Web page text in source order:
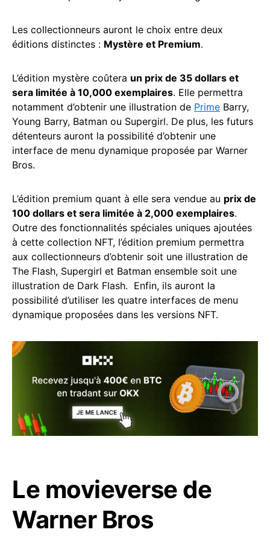
Les collectionneurs auront le choix entre deux
éditions distinctes : Mystère et Premium.
L’édition mystère coûtera un prix de 35 dollars et
sera limitée à 10,000 exemplaires. Elle permettra
notamment d’obtenir une illustration de Prime Barry,
Young Barry, Batman ou Supergirl. De plus, les futurs
détenteurs auront la possibilité d’obtenir une
interface de menu dynamique proposée par Warner
Bros.
L’édition premium quant à elle sera vendue au prix de
100 dollars et sera limitée à 2,000 exemplaires.
Outre des fonctionnalités spéciales uniques ajoutées
à cette collection NFT, l’édition premium permettra
aux collectionneurs d’obtenir soit une illustration de
The Flash, Supergirl et Batman ensemble soit une
illustration de Dark Flash. Enfin, ils auront la
possibilité d’utiliser les quatre interfaces de menu
dynamique proposées dans les versions NFT.
Le movieverse de
Warner Bros